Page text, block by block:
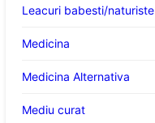
Leacuri babesti/naturiste
Medicina
Medicina Alternativa
Mediu curat